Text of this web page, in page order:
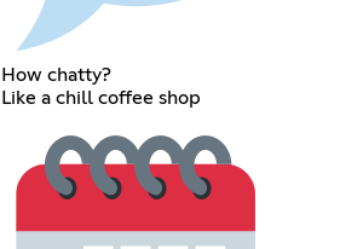
How chatty?
Like a chill coffee shop